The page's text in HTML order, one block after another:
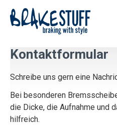
Kontaktformular
Schreibe uns gern eine
Bei besonderen
die Dicke, die Aufnahme und
hilfreich.